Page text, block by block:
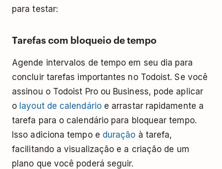
para testar:
Tarefas com bloqueio de tempo
Agende intervalos de tempo em seu dia para
concluir tarefas importantes no Todoist. Se você
assinou o Todoist Pro ou Business, pode aplicar
o layout de calendárioe arrastar rapidamente a
tarefa para o calendário para bloquear tempo.
Isso adiciona tempo e duração à tarefa,
facilitando a visualização e a criação de um
plano que você poderá seguir.